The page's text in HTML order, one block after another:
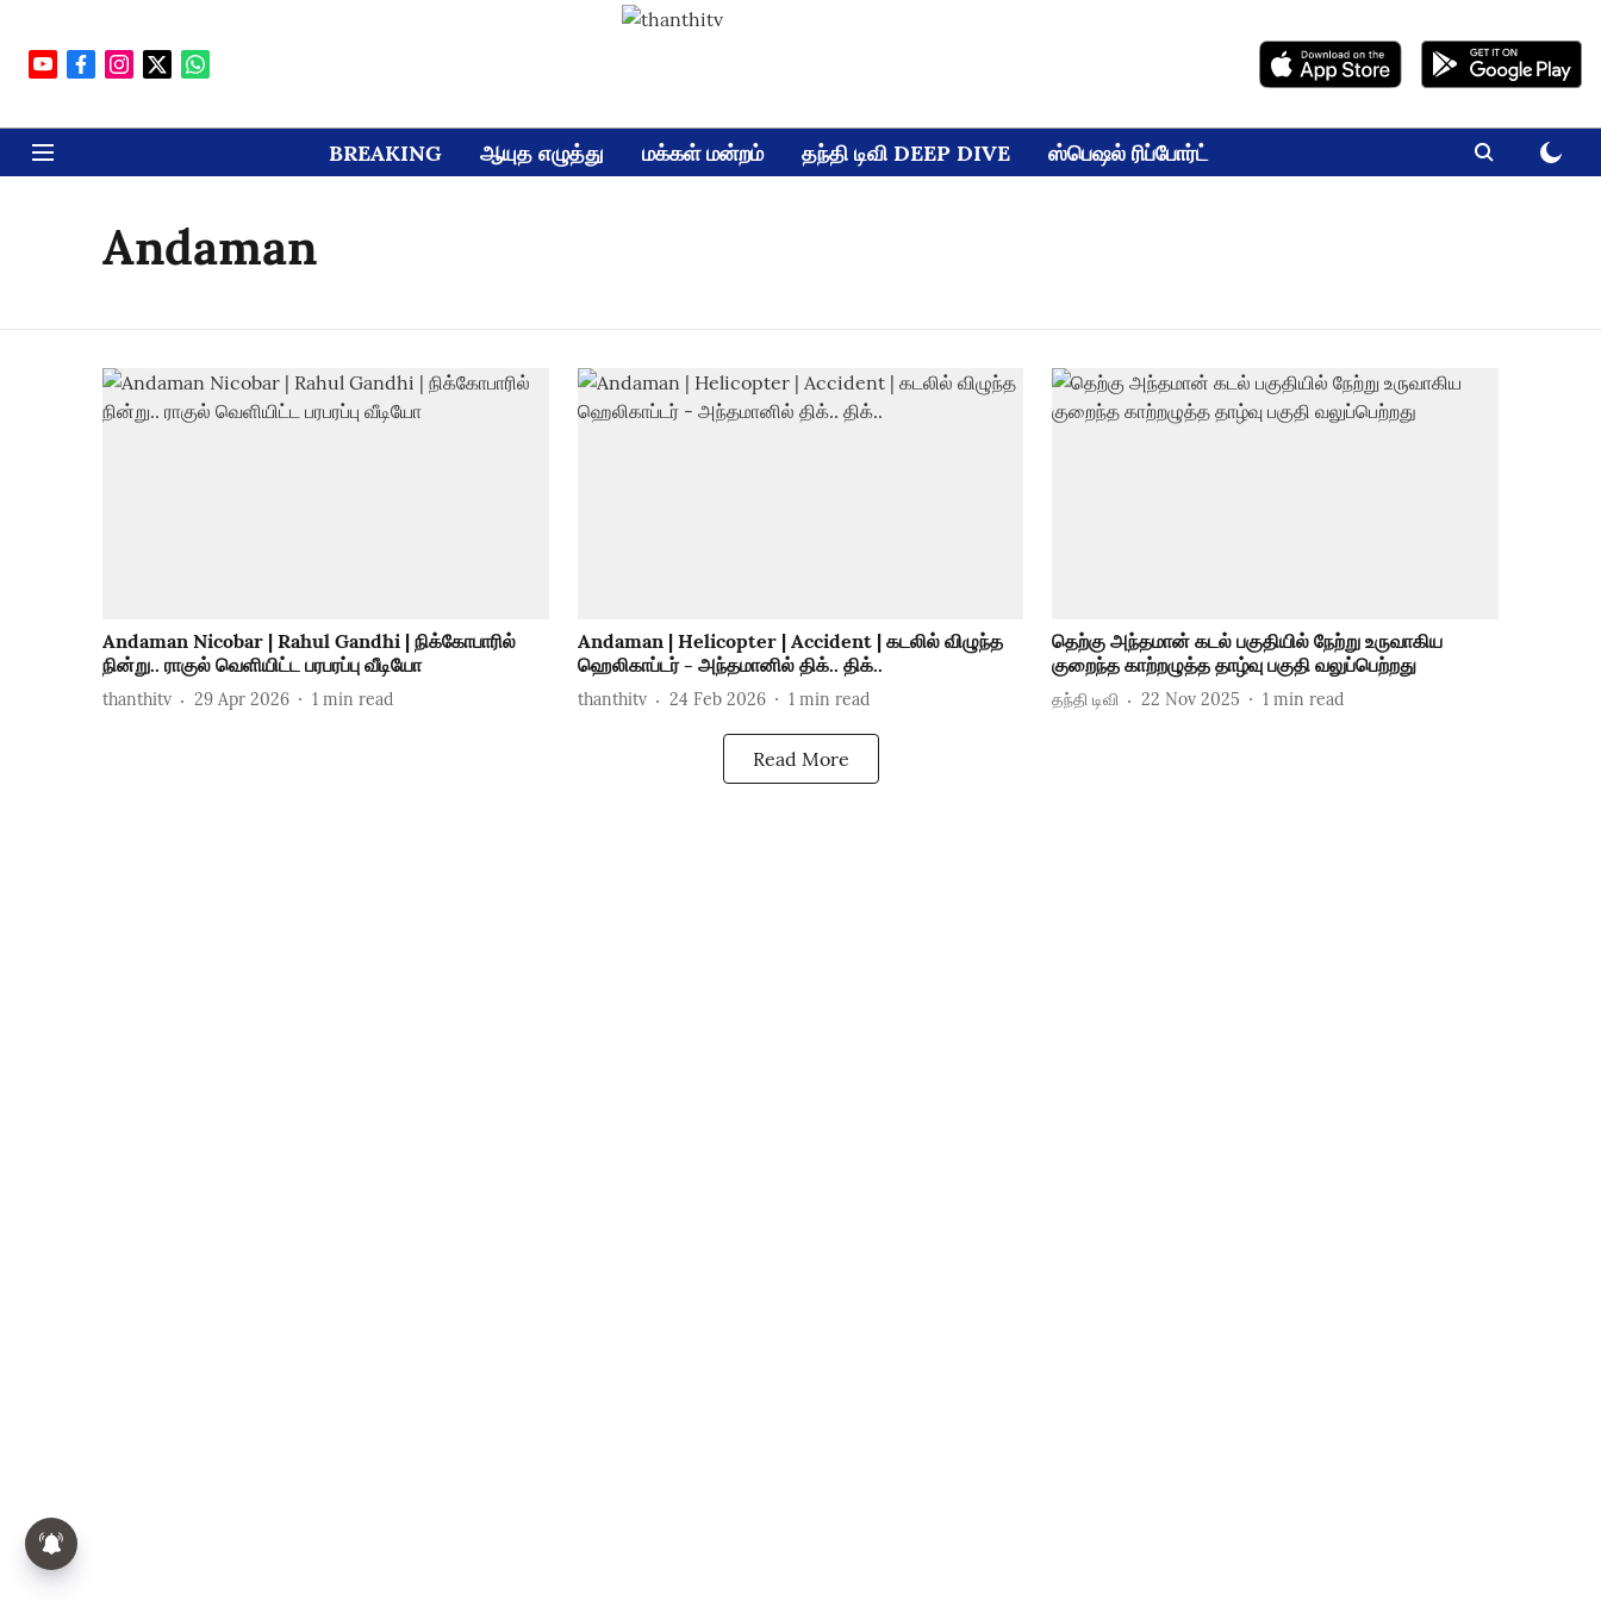
BREAKING ஆயுத எழுத்து மக்கள் மன்றம் தந்தி டிவி DEEP DIVE ஸ்பெஷல் ரிப்போர்ட்
Andaman
Andaman Nicobar | Rahul Gandhi | நிக்கோபாரில்
நின்று.. ராகுல் வெளியிட்ட பரபரப்பு வீடியோ
thanthitv 29 Apr 2026 1 min read
Andaman | Helicopter | Accident | கடலில் விழுந்த
ஹெலிகாப்டர் - அந்தமானில் திக்.. திக்..
thanthitv 24 Feb 2026 1 min read
தெற்கு அந்தமான் கடல் பகுதியில் நேற்று உருவாகிய
குறைந்த காற்றழுத்த தாழ்வு பகுதி வலுப்பெற்றது
தந்தி டிவி 22 Nov 2025 1 min read
Read More